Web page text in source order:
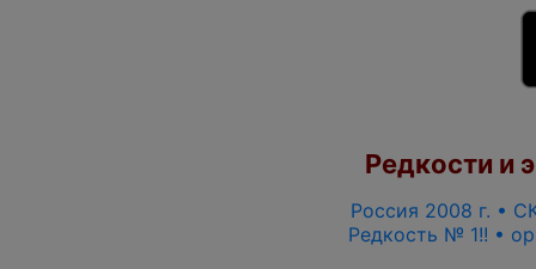
Редкости и
Россия 2008 г. •
Редкость № 1!! •